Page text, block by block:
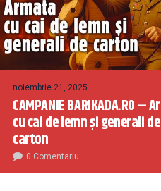
noiembrie 21, 2025
CAMPANIE BARIKADA.RO –
cu cai de lemn și generali de
carton
0 Comentariu